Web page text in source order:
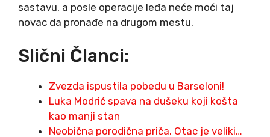
sastavu, a posle operacije leđa neće moći taj
novac da pronađe na drugom mestu.
Slični Članci:
Zvezda ispustila pobedu u Barseloni!
Luka Modrić spava na dušeku koji košta
kao manji stan
Neobična porodična priča. Otac je veliki…